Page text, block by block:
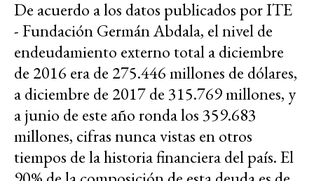
De acuerdo a los datos publicados por ITE
- Fundación Germán Abdala, el nivel de
endeudamiento externo total a diciembre
de 2016 era de 275.446 millones de dólares,
a diciembre de 2017 de 315.769 millones, y
a junio de este año ronda los 359.683
millones, cifras nunca vistas en otros
tiempos de la historia financiera del país. El